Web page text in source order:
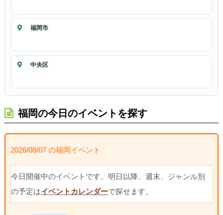
福岡市
中央区
福岡の今日のイベントを探す
2026/08/07 の福岡イベント
今日開催中のイベントです。明日以降、週末、ジャンル別
の予定はイベントカレンダーで探せます。